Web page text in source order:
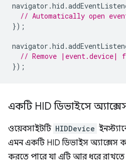
navigator .hid .
// Automatically open
});
navigator .hid .
// Remove |event.device|
});
একটি HID ডিভাইসে
ওয়েবসাইটটি HIDDevice
এমন একটি HID ডিভাইস অ্যাক্সেস
করতে পারে যা এটি আর ধরে